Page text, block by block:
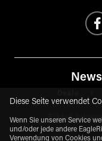
Diese Seite verwendet
Wenn Sie unseren Service
und/oder jede andere
Verwendung von Cookies